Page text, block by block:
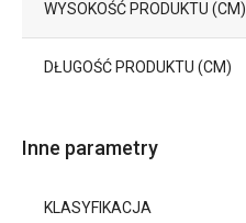
WYSOKOŚĆ PRODUKTU (CM)
DŁUGOŚĆ PRODUKTU (CM)
Inne parametry
KLASYFIKACJA